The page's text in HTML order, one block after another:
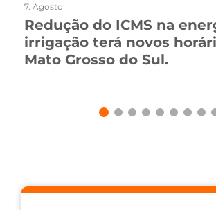
7. Agosto
Redução do ICMS na
irrigação terá novos
Mato Grosso do Sul.